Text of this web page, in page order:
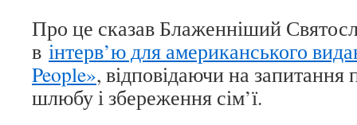
Про це сказав Блаженніший
в інтерв’ю для американського
People», відповідаючи на запитання
шлюбу і збереження сім’ї.